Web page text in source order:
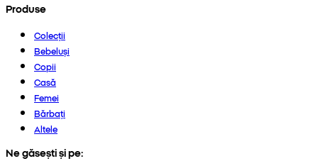
Produse
Colecții
Bebeluși
Copii
Casă
Femei
Bărbați
Altele
Ne găsești și pe: